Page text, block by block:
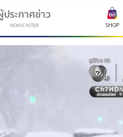
ประกาศข่าว
NEWSCASTER SHOP